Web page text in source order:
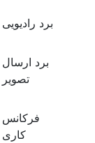
برد رادیویی
برد ارسال
تصویر
فرکانس
کاری